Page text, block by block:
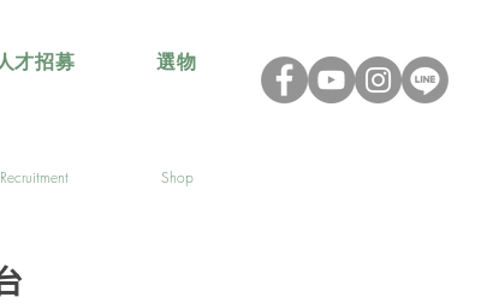
才招募 選物
Recruitment Shop